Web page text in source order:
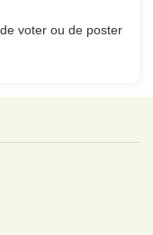
voter ou de poster